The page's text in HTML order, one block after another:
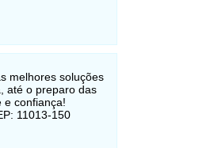
melhores soluções
até o preparo das
e confiança!
11013-150